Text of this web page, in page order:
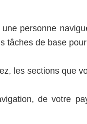
personne
tâches de base
les sections que
de votre